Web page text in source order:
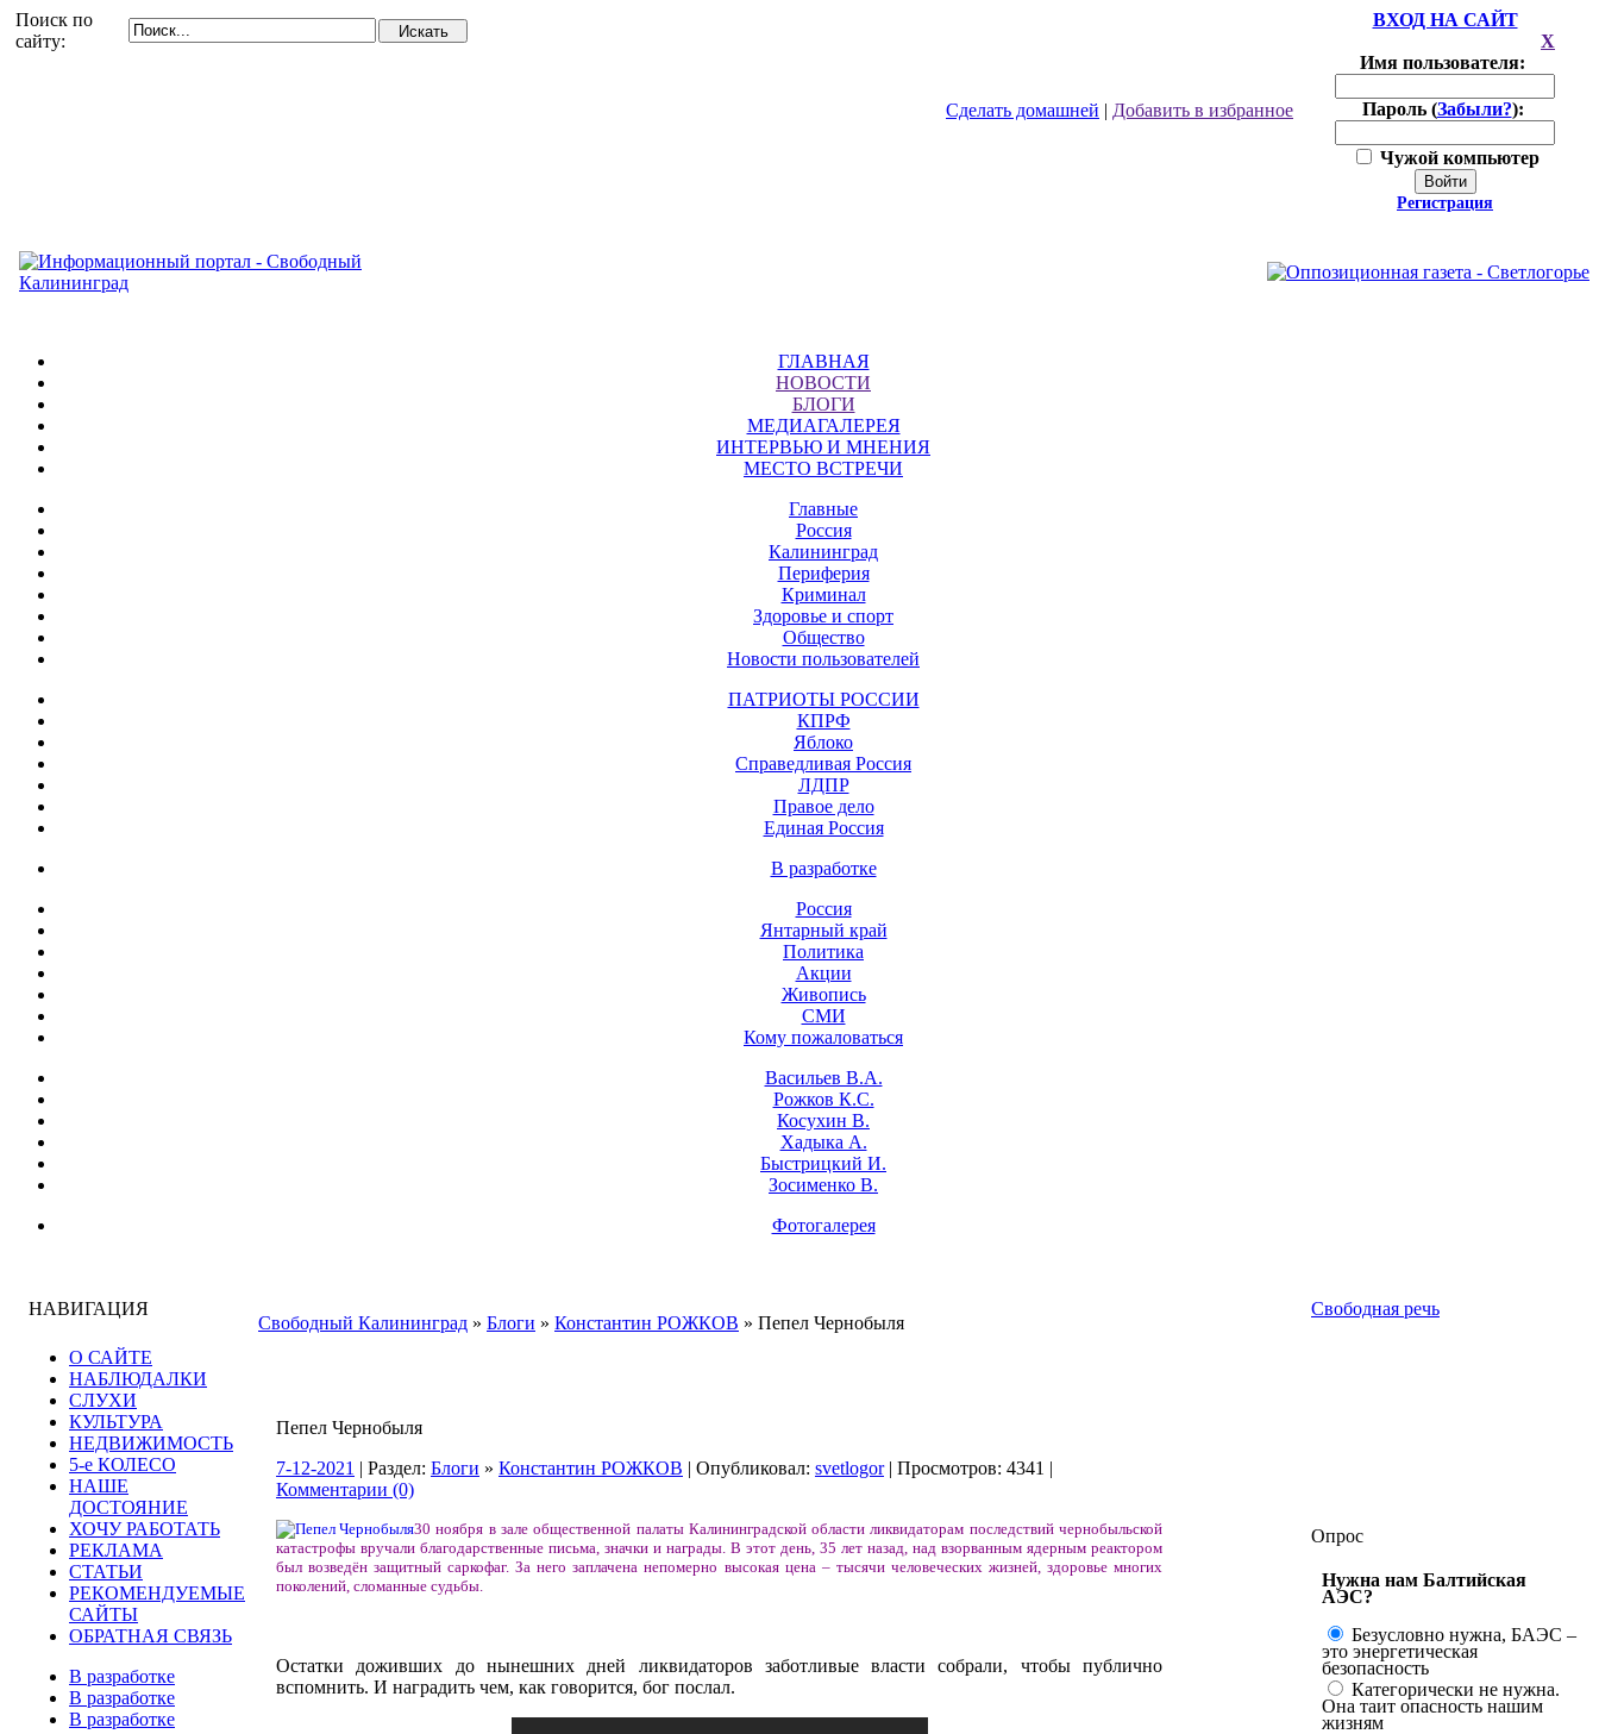
Поиск по
сайту:
Сделать домашней | Добавить в избранное
ВХОД НА САЙТ
X
Имя пользователя:
Пароль (Забыли?):
Чужой компьютер
Войти
Регистрация
ГЛАВНАЯ
НОВОСТИ
БЛОГИ
МЕДИАГАЛЕРЕЯ
ИНТЕРВЬЮ И МНЕНИЯ
МЕСТО ВСТРЕЧИ
Главные
Россия
Калининград
Периферия
Криминал
Здоровье и спорт
Общество
Новости пользователей
ПАТРИОТЫ РОССИИ
КПРФ
Яблоко
Справедливая Россия
ЛДПР
Правое дело
Единая Россия
В разработке
Россия
Янтарный край
Политика
Акции
Живопись
СМИ
Кому пожаловаться
Васильев В.А.
Рожков К.С.
Косухин В.
Хадыка А.
Быстрицкий И.
Зосименко В.
Фотогалерея
НАВИГАЦИЯ
О САЙТЕ
НАБЛЮДАЛКИ
СЛУХИ
КУЛЬТУРА
НЕДВИЖИМОСТЬ
5-е КОЛЕСО
НАШЕ
ДОСТОЯНИЕ
ХОЧУ РАБОТАТЬ
РЕКЛАМА
СТАТЬИ
РЕКОМЕНДУЕМЫЕ
САЙТЫ
ОБРАТНАЯ СВЯЗЬ
В разработке
В разработке
В разработке
Свободный Калининград » Блоги » Константин РОЖКОВ » Пепел Чернобыля
Пепел Чернобыля
7-12-2021 | Раздел: Блоги » Константин РОЖКОВ | Опубликовал: svetlogor| Просмотров: 4341 |
Комментарии (0)
30 ноября в зале общественной палаты Калининградской области ликвидаторам последствий чернобыльской
катастрофы вручали благодарственные письма, значки и награды. В этот день, 35 лет назад, над взорванным ядерным реактором
был возведён защитный саркофаг. За него заплачена непомерно высокая цена – тысячи человеческих жизней, здоровье многих
поколений, сломанные судьбы.
Остатки доживших до нынешних дней ликвидаторов заботливые власти собрали, чтобы публично
вспомнить. И наградить чем, как говорится, бог послал.
Свободная речь
Опрос
Нужна нам Балтийская
АЭС?
Безусловно нужна, БАЭС –
это энергетическая
безопасность
Категорически не нужна.
Она таит опасность нашим
жизням